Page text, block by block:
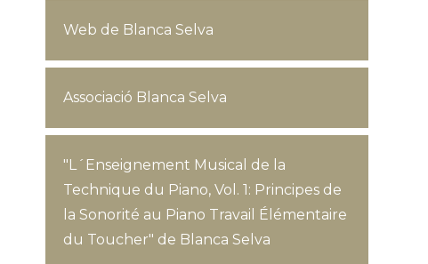
Web de Blanca Selva
Associació Blanca Selva
"L´Enseignement Musical de la
Technique du Piano, Vol. 1: Principes de
la Sonorité au Piano Travail Élémentaire
du Toucher" de Blanca Selva